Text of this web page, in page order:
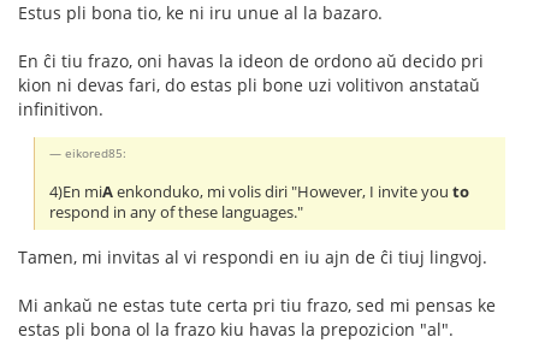
Estus pli bona tio, ke ni iru unue al la bazaro.
En ĉi tiu frazo, oni havas la ideon de ordono aŭ decido pri
kion ni devas fari, do estas pli bone uzi volitivon anstataŭ
infinitivon.
eikored85:
4)En miAenkonduko, mi volis diri "However, I invite youto
respond in any of these languages."
Tamen, mi invitas al vi respondi en iu ajn de ĉi tiuj lingvoj.
Mi ankaŭ ne estas tute certa pri tiu frazo, sed mi pensas ke
estas pli bona ol la frazo kiu havas la prepozicion "al".